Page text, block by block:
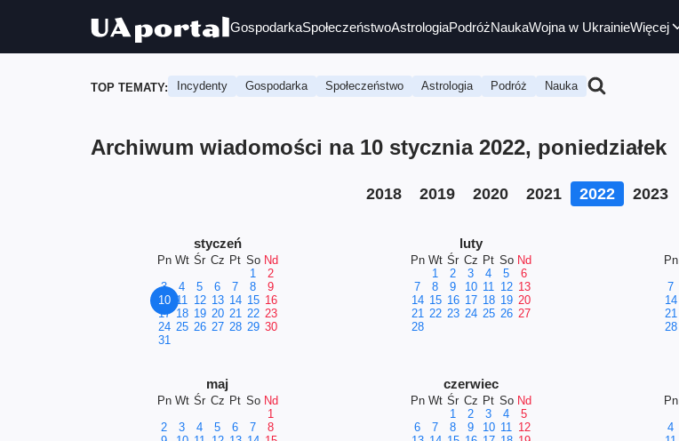
GospodarkaSpołeczeństwoAstrologiaPodróżNaukaWojna w UkrainieWięcej
TOP TEMATY: Incydenty Gospodarka Społeczeństwo Astrologia Podróż Nauka
Archiwum wiadomości na 10 stycznia 2022, poniedziałek
2018 2019 2020 2021 2022 2023
styczeń
Pn Wt Śr Cz Pt So Nd
1
2
3
4 5 6 7 8
9
10 11 12 13 14 15 16
17 18 19 20 21 22 23
24 25 26 27 28 29 30
31
luty
Pn Wt Śr Cz Pt So Nd
1
2 3 4 5
6
7
8 9 10 11 12 13
14 15 16 17 18 19 20
21 22 23 24 25 26 27
28
Pn
7
14
21
28
maj
Pn Wt Śr Cz Pt So Nd
1
2
3 4 5 6 7
8
czerwiec
Pn Wt Śr Cz Pt So Nd
1
2 3 4
5
6
7 8 9 10 11 12
Pn
4